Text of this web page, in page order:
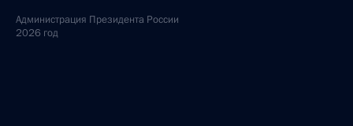
Администрация Президента России
2026 год